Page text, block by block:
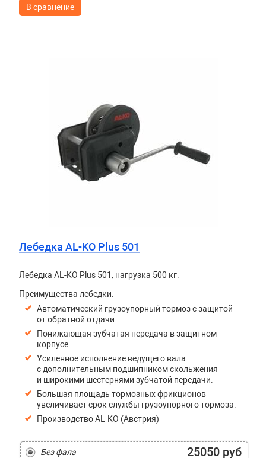
В сравнение
Лебедка AL-KO Plus 501
Лебедка AL-KO Plus 501, нагрузка 500 кг.
Преимущества лебедки:
Автоматический грузоупорный тормоз с защитой
от обратной отдачи.
Понижающая зубчатая передача в защитном
корпусе.
Усиленное исполнение ведущего вала
с дополнительным подшипником скольжения
и широкими шестернями зубчатой передачи.
Большая площадь тормозных фрикционов
увеличивает срок службы грузоупорного тормоза.
Производство AL-KO (Австрия)
Без фала 25050 руб